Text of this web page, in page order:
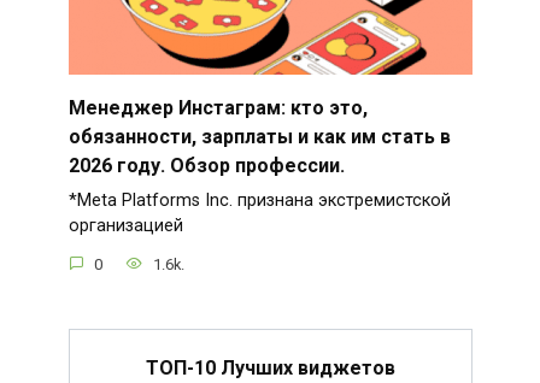
Менеджер Инстаграм: кто это,
обязанности, зарплаты и как им стать в
2026 году. Обзор профессии.
*Meta Platforms Inc. признана экстремистской
организацией
0 1.6k.
ТОП-10 Лучших виджетов